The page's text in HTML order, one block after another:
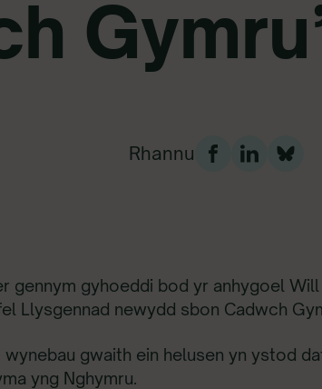
Rhannu
gennym gyhoeddi bod yr anhygoel
Llysgennad newydd sbon Cadwch
wynebau gwaith ein helusen yn ystod
yng Nghymru.